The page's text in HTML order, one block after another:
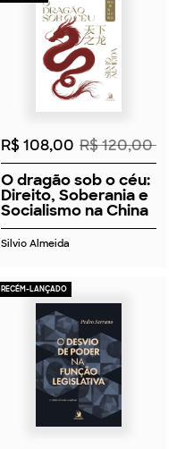
2026
R$ 108,00 R$ 120,00
O dragão sob o céu:
Direito, Soberania e
Socialismo na China
Silvio Almeida
RECÉM-LANÇADO
2026